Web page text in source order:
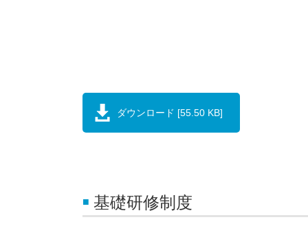
ダウンロード [55.50 KB]
基礎研修制度